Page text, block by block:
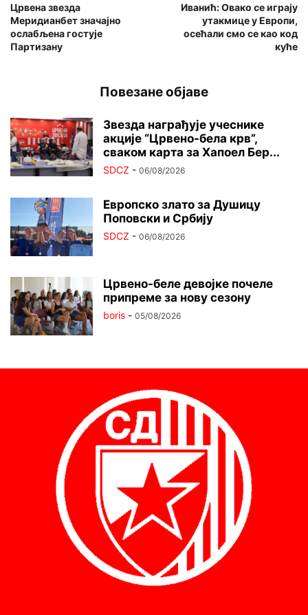
Црвена звезда
Меридианбет значајно
ослабљена гостује
Партизану
Иванић: Овако се играју
утакмице у Еврoпи,
осећали смо се као код
куће
Повезане објаве
Звезда награђује учеснике
акције “Црвено-бела крв”,
сваком карта за Хапоел Бер...
SDCZ - 06/08/2026
Европско злато за Душицу
Поповски и Србију
SDCZ - 06/08/2026
Црвено-беле девојке почеле
припреме за нову сезону
boris - 05/08/2026